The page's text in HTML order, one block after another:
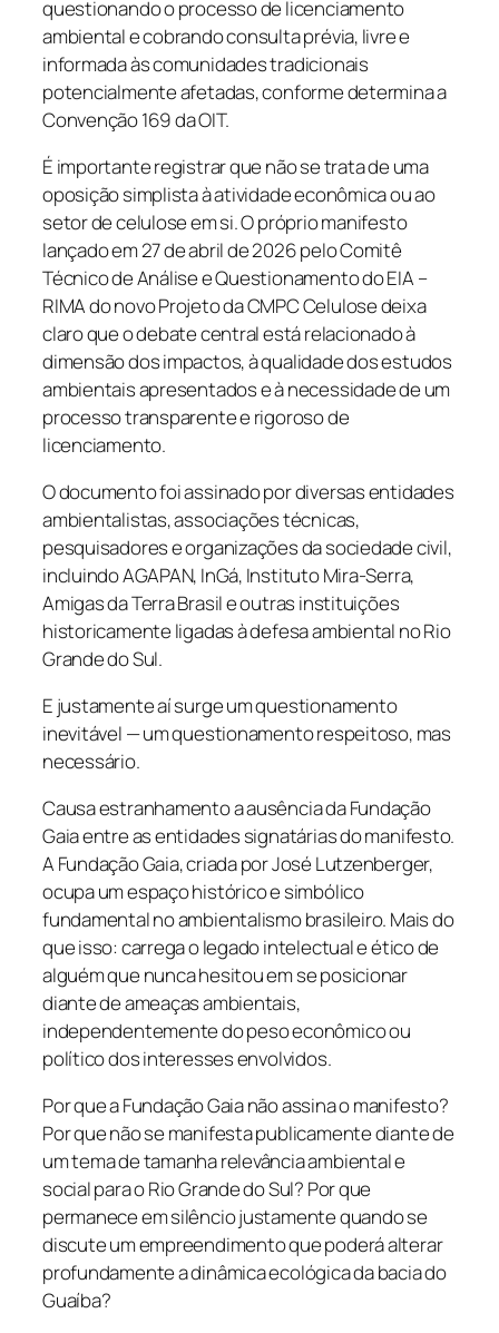
questionando o processo de licenciamento
ambiental e cobrando consulta prévia, livre e
informada às comunidades tradicionais
potencialmente afetadas, conforme determina a
Convenção 169 da OIT.
É importante registrar que não se trata de uma
oposição simplista à atividade econômica ou ao
setor de celulose em si. O próprio manifesto
lançado em 27 de abril de 2026 pelo Comitê
Técnico de Análise e Questionamento do EIA –
RIMA do novo Projeto da CMPC Celulose deixa
claro que o debate central está relacionado à
dimensão dos impactos, à qualidade dos estudos
ambientais apresentados e à necessidade de um
processo transparente e rigoroso de
licenciamento.
O documento foi assinado por diversas entidades
ambientalistas, associações técnicas,
pesquisadores e organizações da sociedade civil,
incluindo AGAPAN, InGá, Instituto Mira-Serra,
Amigas da Terra Brasil e outras instituições
historicamente ligadas à defesa ambiental no Rio
Grande do Sul.
E justamente aí surge um questionamento
inevitável — um questionamento respeitoso, mas
necessário.
Causa estranhamento a ausência da Fundação
Gaia entre as entidades signatárias do manifesto.
A Fundação Gaia, criada por José Lutzenberger,
ocupa um espaço histórico e simbólico
fundamental no ambientalismo brasileiro. Mais do
que isso: carrega o legado intelectual e ético de
alguém que nunca hesitou em se posicionar
diante de ameaças ambientais,
independentemente do peso econômico ou
político dos interesses envolvidos.
Por que a Fundação Gaia não assina o manifesto?
Por que não se manifesta publicamente diante de
um tema de tamanha relevância ambiental e
social para o Rio Grande do Sul? Por que
permanece em silêncio justamente quando se
discute um empreendimento que poderá alterar
profundamente a dinâmica ecológica da bacia do
Guaíba?